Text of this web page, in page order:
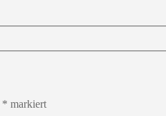
* markiert